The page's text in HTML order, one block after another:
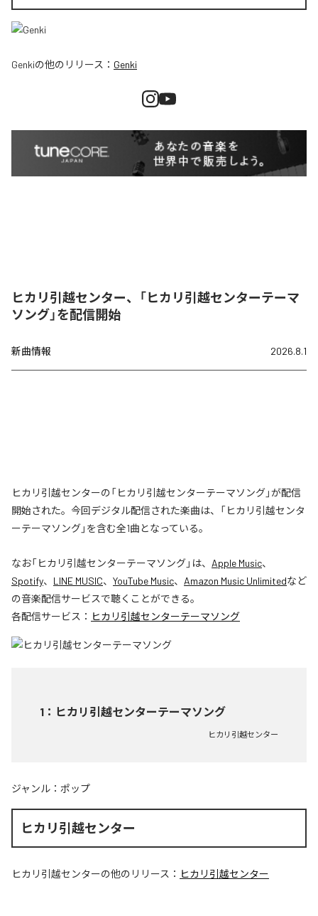
Genkiの他のリリース： Genki
ヒカリ引越センター、「ヒカリ引越センターテーマ
ソング」を配信開始
新曲情報 2026.8.1
ヒカリ引越センターの「ヒカリ引越センターテーマソング」が配信
開始された。今回デジタル配信された楽曲は、「ヒカリ引越センタ
ーテーマソング」を含む全1曲となっている。
なお「ヒカリ引越センターテーマソング」は、 Apple Music、
Spotify、 LINE MUSIC、 YouTube Music、 Amazon Music Unlimitedなど
の音楽配信サービスで聴くことができる。
各配信サービス： ヒカリ引越センターテーマソング
1 ： ヒカリ引越センターテーマソング
ヒカリ引越センター
ジャンル： ポップ
ヒカリ引越センター
ヒカリ引越センターの他のリリース： ヒカリ引越センター